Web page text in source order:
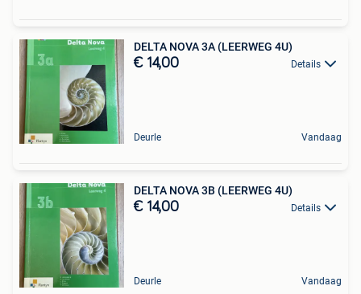
DELTA NOVA 3A (LEERWEG 4U)
€ 14,00 Details
Deurle Vandaag
DELTA NOVA 3B (LEERWEG 4U)
€ 14,00 Details
Deurle Vandaag